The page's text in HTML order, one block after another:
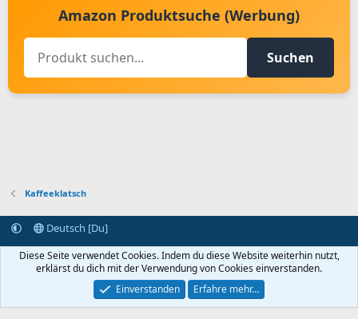
Amazon Produktsuche (Werbung)
Suchen
Kaffeeklatsch
Deutsch [Du]
Kontakt aufnehmen
Bedingungen und Regeln
Datenschutz
Startseite
R
S
Community platform by XenForo® © 2010-2024 XenForo Ltd.
Diese Seite verwendet Cookies. Indem du diese Website weiterhin nutzt,
erklärst du dich mit der Verwendung von Cookies einverstanden.
Einverstanden
Erfahre mehr…